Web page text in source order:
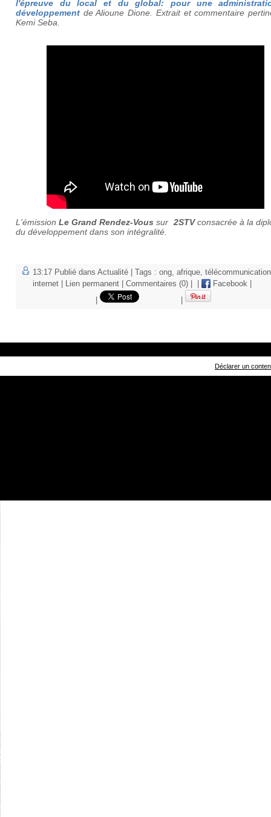
l'épreuve du local et du global: pour une
développement de Alioune Dione.
Extrait et commentaire
Kemi Seba.
L'émissionLe Grand Rendez-Vous sur 2STVconsacrée à la
du développement dans son intégralité.
13:17 Publié dans Actualité | Tags : ong, afrique,
internet
Lien permanent Commentaires (0) Facebook
Déclarer un